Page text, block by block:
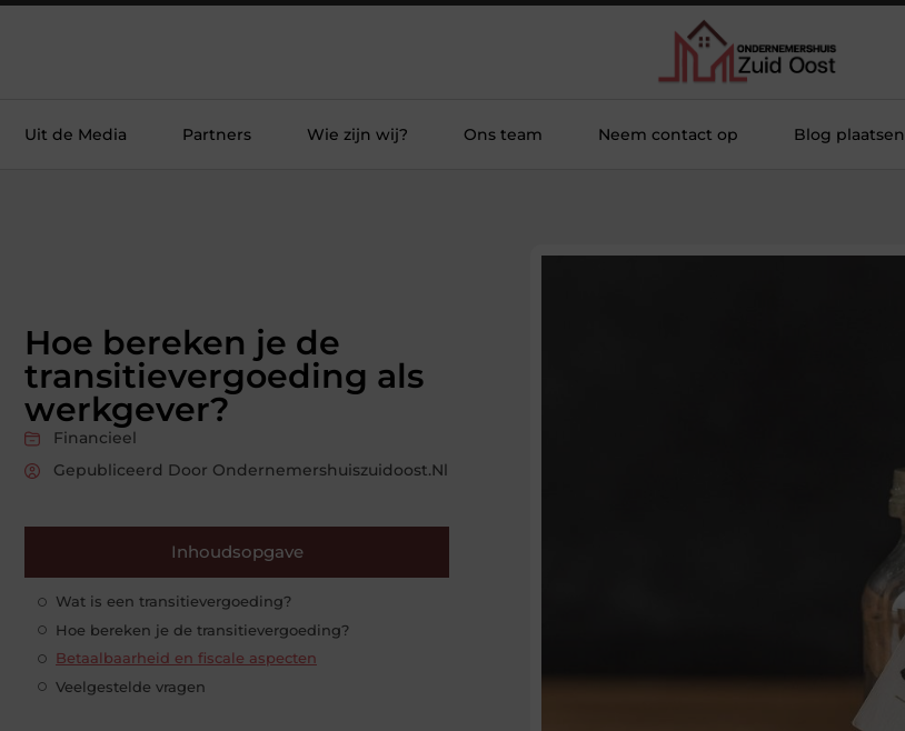
Uit de Media Partners Wie zijn wij? Ons team Neem contact op Blog plaatsen
Hoe bereken je de
transitievergoeding als
werkgever?
Financieel
Gepubliceerd Door Ondernemershuiszuidoost.nl
Inhoudsopgave
Wat is een transitievergoeding?
Hoe bereken je de transitievergoeding?
Betaalbaarheid en fiscale aspecten
Veelgestelde vragen